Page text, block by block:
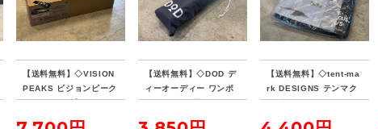
【送料無料】◇VISION
PEAKS ビジョンピーク
ス ファイアプレイス TC
【送料無料】◇DOD デ
ィーオーディー ワンポ
ールテントL用グランド
【送料無料】◇tent-ma
rk DESIGNS テンマク
デザイン サーカスイン